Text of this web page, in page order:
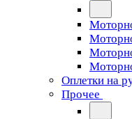
Оплетки на
Прочее